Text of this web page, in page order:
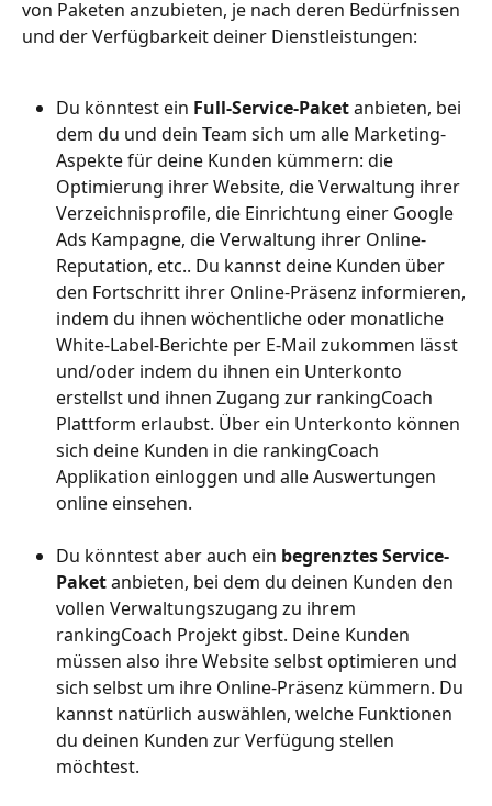
von Paketen anzubieten, je nach deren Bedürfnissen
und der Verfügbarkeit deiner Dienstleistungen:
Du könntest ein Full-Service-Paket anbieten, bei
dem du und dein Team sich um alle Marketing-
Aspekte für deine Kunden kümmern: die
Optimierung ihrer Website, die Verwaltung ihrer
Verzeichnisprofile, die Einrichtung einer Google
Ads Kampagne, die Verwaltung ihrer Online-
Reputation, etc.. Du kannst deine Kunden über
den Fortschritt ihrer Online-Präsenz informieren,
indem du ihnen wöchentliche oder monatliche
White-Label-Berichte per E-Mail zukommen lässt
und/oder indem du ihnen ein Unterkonto
erstellst und ihnen Zugang zur rankingCoach
Plattform erlaubst. Über ein Unterkonto können
sich deine Kunden in die rankingCoach
Applikation einloggen und alle Auswertungen
online einsehen.
Du könntest aber auch ein begrenztes Service-
Paket anbieten, bei dem du deinen Kunden den
vollen Verwaltungszugang zu ihrem
rankingCoach Projekt gibst. Deine Kunden
müssen also ihre Website selbst optimieren und
sich selbst um ihre Online-Präsenz kümmern. Du
kannst natürlich auswählen, welche Funktionen
du deinen Kunden zur Verfügung stellen
möchtest.